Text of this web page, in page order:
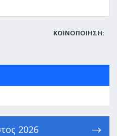
ΚΟΙΝΟΠΟΙΗΣΗ:
2026